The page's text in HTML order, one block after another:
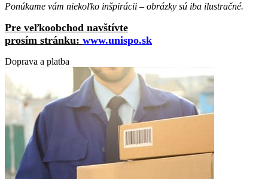
Ponúkame vám niekoľko inšpirácii – obrázky sú iba ilustračné.
Pre veľkoobchod navštívte
prosím stránku: www.unispo.sk
Doprava a platba